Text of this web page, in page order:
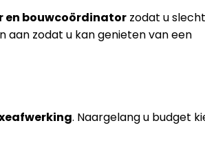
en bouwcoördinator zodat u
aan zodat u kan genieten van een
. Naargelang u budget